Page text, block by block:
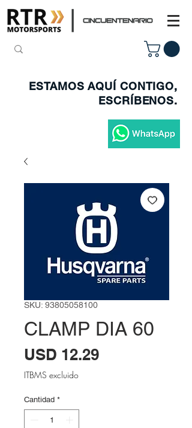
ESTAMOS AQUÍ CONTIGO,
ESCRÍBENOS.
SKU: 93805058100
CLAMP DIA 60
USD 12.29Precio
ITBMS excluido
Cantidad *